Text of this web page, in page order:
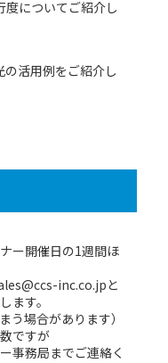
度についてご紹介し
活用例をご紹介し
ー開催日の1週間ほ
inc.co.jpと
ます。
う場合があります）
ですが
事務局までご連絡く